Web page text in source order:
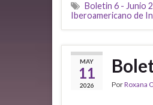
Boletin 6 - Junio
Iberoamericano de
MAY
11
2026 PorRoxana